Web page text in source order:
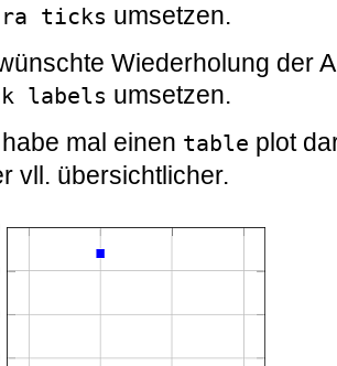
ticks umsetzen.
Wiederholung der
labels umsetzen.
mal einen table plot
vll. übersichtlicher.